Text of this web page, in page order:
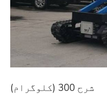
شرح 300 (کلوگرام)